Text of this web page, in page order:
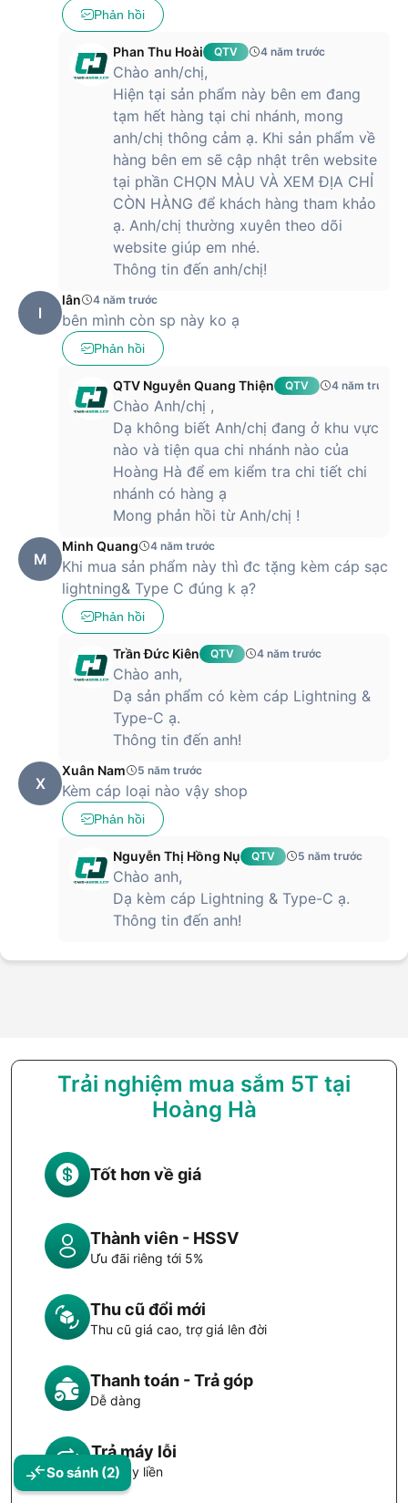
So sánh (2)
Phản hồi
Phan Thu Hoài QTV 4 năm trước
Chào anh/chị,
Hiện tại sản phẩm này bên em đang
tạm hết hàng tại chi nhánh, mong
anh/chị thông cảm ạ. Khi sản phẩm về
hàng bên em sẽ cập nhật trên website
tại phần CHỌN MÀU VÀ XEM ĐỊA CHỈ
CÒN HÀNG để khách hàng tham khảo
ạ. Anh/chị thường xuyên theo dõi
website giúp em nhé.
Thông tin đến anh/chị!
l
lân 4 năm trước
bên mình còn sp này ko ạ
Phản hồi
QTV Nguyễn Quang Thiện QTV 4 năm trước
Chào Anh/chị ,
Dạ không biết Anh/chị đang ở khu vực
nào và tiện qua chi nhánh nào của
Hoàng Hà để em kiểm tra chi tiết chi
nhánh có hàng ạ
Mong phản hồi từ Anh/chị !
M
Minh Quang 4 năm trước
Khi mua sản phẩm này thì đc tặng kèm cáp sạc
lightning& Type C đúng k ạ?
Phản hồi
Trần Đức Kiên QTV 4 năm trước
Chào anh,
Dạ sản phẩm có kèm cáp Lightning &
Type-C ạ.
Thông tin đến anh!
X
Xuân Nam 5 năm trước
Kèm cáp loại nào vậy shop
Phản hồi
Nguyễn Thị Hồng Nụ QTV 5 năm trước
Chào anh,
Dạ kèm cáp Lightning & Type-C ạ.
Thông tin đến anh!
Trải nghiệm mua sắm 5T tại
Hoàng Hà
Tốt hơn về giá
Thành viên - HSSV
Ưu đãi riêng tới 5%
Thu cũ đổi mới
Thu cũ giá cao, trợ giá lên đời
Thanh toán - Trả góp
Dễ dàng
Trả máy lỗi
Đổi máy liền